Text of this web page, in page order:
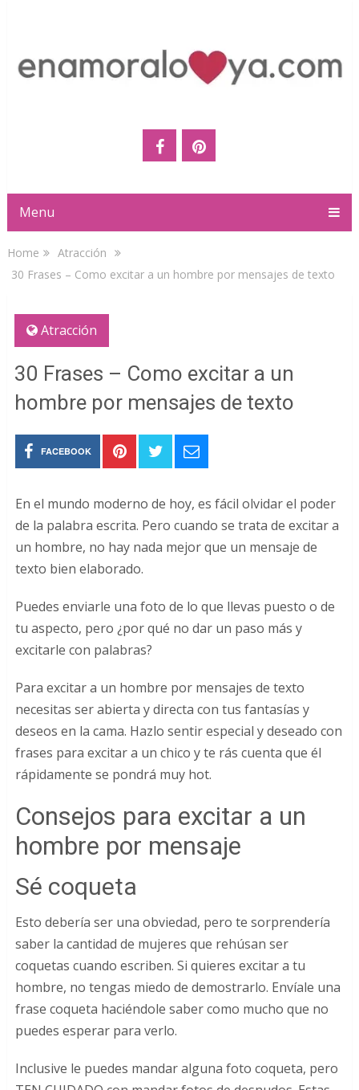
Menu
Home
Atracción
30 Frases – Como excitar a un hombre por mensajes de texto
Atracción
30 Frases – Como excitar a un
hombre por mensajes de texto
FACEBOOK
En el mundo moderno de hoy, es fácil olvidar el poder
de la palabra escrita. Pero cuando se trata de excitar a
un hombre, no hay nada mejor que un mensaje de
texto bien elaborado.
Puedes enviarle una foto de lo que llevas puesto o de
tu aspecto, pero ¿por qué no dar un paso más y
excitarle con palabras?
Para excitar a un hombre por mensajes de texto
necesitas ser abierta y directa con tus fantasías y
deseos en la cama. Hazlo sentir especial y deseado con
frases para excitar a un chico y te rás cuenta que él
rápidamente se pondrá muy hot.
Consejos para excitar a un
hombre por mensaje
Sé coqueta
Esto debería ser una obviedad, pero te sorprendería
saber la cantidad de mujeres que rehúsan ser
coquetas cuando escriben. Si quieres excitar a tu
hombre, no tengas miedo de demostrarlo. Envíale una
frase coqueta haciéndole saber como mucho que no
puedes esperar para verlo.
Inclusive le puedes mandar alguna foto coqueta, pero